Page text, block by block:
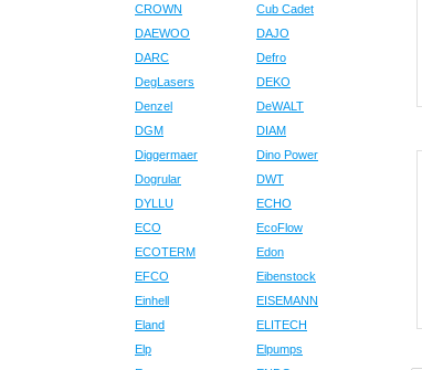
CROWN
Cub Cadet
DAEWOO
DAJO
DARC
Defro
DegLasers
DEKO
Denzel
DeWALT
DGM
DIAM
Diggermaer
Dino Power
Dogrular
DWT
DYLLU
ECHO
ECO
EcoFlow
ECOTERM
Edon
EFCO
Eibenstock
Einhell
EISEMANN
Eland
ELITECH
Elp
Elpumps